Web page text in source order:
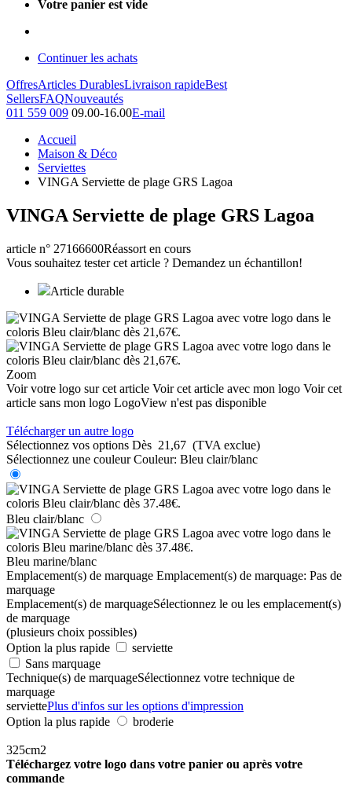
Votre panier est vide
Continuer les achats
OffresArticles DurablesLivraison rapideBest
SellersFAQNouveautés
011 559 009 09.00-16.00E-mail
Accueil
Maison & Déco
Serviettes
VINGA Serviette de plage GRS Lagoa
VINGA Serviette de plage GRS Lagoa
article n° 27166600Réassort en cours
Vous souhaitez tester cet article ? Demandez un échantillon!
Article durable
Zoom
Voir votre logo sur cet article Voir cet article avec mon logo Voir cet
article sans mon logo LogoView n'est pas disponible
Télécharger un autre logo
Sélectionnez vos options Dès 21,67 (TVA exclue)
Sélectionnez une couleur Couleur: Bleu clair/blanc
Bleu clair/blanc
Bleu marine/blanc
Emplacement(s) de marquage Emplacement(s) de marquage: Pas de
marquage
Emplacement(s) de marquageSélectionnez le ou les emplacement(s)
de marquage
(plusieurs choix possibles)
Option la plus rapide
serviette
Sans marquage
Technique(s) de marquageSélectionnez votre technique de
marquage
serviettePlus d'infos sur les options d'impression
Option la plus rapide
broderie
325cm2
Téléchargez votre logo dans votre panier ou après votre
commande